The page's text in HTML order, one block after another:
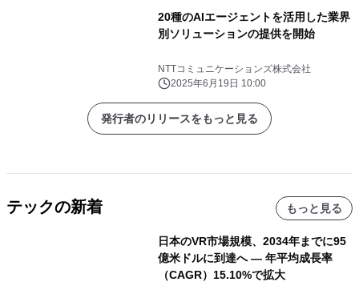
20種のAIエージェントを活用した業界
別ソリューションの提供を開始
NTTコミュニケーションズ株式会社
2025年6月19日 10:00
発行者のリリースをもっと見る
テックの新着 もっと見る
日本のVR市場規模、2034年までに95
億米ドルに到達へ ― 年平均成長率
（CAGR）15.10%で拡大